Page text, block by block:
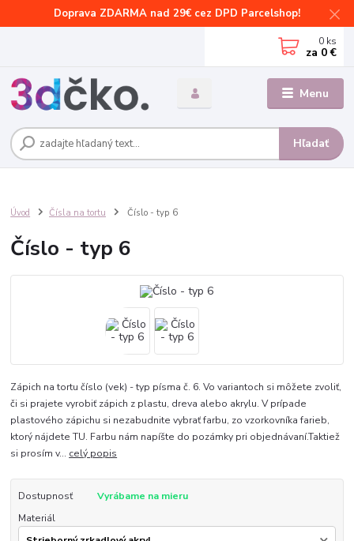
Doprava ZDARMA nad 29€ cez DPD Parcelshop!
Menu
Hľadať
0 ks
za 0 €
Úvod Čísla na tortu Číslo - typ 6
Číslo - typ 6
Zápich na tortu číslo (vek) - typ písma č. 6. Vo variantoch si môžete zvoliť,
či si prajete vyrobiť zápich z plastu, dreva alebo akrylu. V prípade
plastového zápichu si nezabudnite vybrať farbu, zo vzorkovníka farieb,
ktorý nájdete TU. Farbu nám napíšte do pozámky pri objednávaní.Taktiež
si prosím v... celý popis
Dostupnosť
Vyrábame na mieru
Materiál